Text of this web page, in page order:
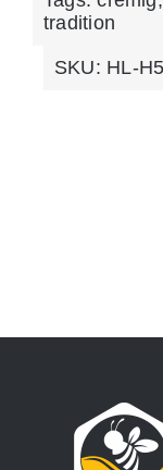
tradition
SKU: HL-